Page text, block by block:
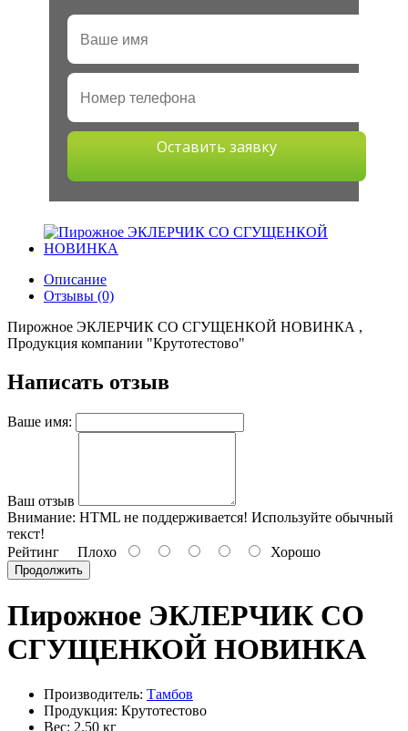
Оставить заявку
Описание
Отзывы (0)
Пирожное ЭКЛЕРЧИК СО СГУЩЕНКОЙ НОВИНКА ,
Продукция компании "Крутотестово"
Написать отзыв
Ваше имя:
Ваш отзыв
Внимание: HTML не поддерживается! Используйте обычный
текст!
Рейтинг Плохо Хорошо
Продолжить
Пирожное ЭКЛЕРЧИК СО
СГУЩЕНКОЙ НОВИНКА
Производитель: Тамбов
Продукция: Крутотестово
Вес: 2.50 кг